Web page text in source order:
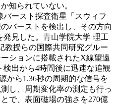
知られていない。
バースト探査衛星「スウィフ
バーストを検出し、その方向
発見した。青山学院大学 理工
教授らの国際共同研究グルー
ションに搭載されたX線望遠
出から4時間後に迅速な追観
から1.36秒の周期的な信号を
し、周期変化率の測定も行っ
で、表面磁場の強さを270億